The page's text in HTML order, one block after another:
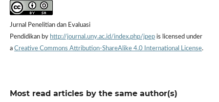
Jurnal Penelitian dan Evaluasi
Pendidikan by http://journal.uny.ac.id/index.php/jpepis licensed under
a Creative Commons Attribution-ShareAlike 4.0 International License.
Most read articles by the same author(s)